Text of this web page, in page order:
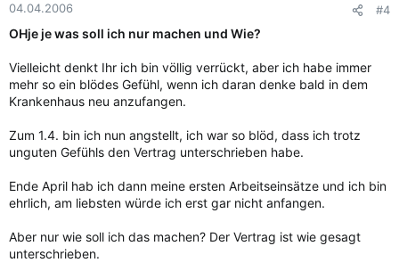
04.04.2006 #4
OHje je was soll ich nur machen und Wie?
Vielleicht denkt Ihr ich bin völlig verrückt, aber ich habe immer
mehr so ein blödes Gefühl, wenn ich daran denke bald in dem
Krankenhaus neu anzufangen.
Zum 1.4. bin ich nun angstellt, ich war so blöd, dass ich trotz
unguten Gefühls den Vertrag unterschrieben habe.
Ende April hab ich dann meine ersten Arbeitseinsätze und ich bin
ehrlich, am liebsten würde ich erst gar nicht anfangen.
Aber nur wie soll ich das machen? Der Vertrag ist wie gesagt
unterschrieben.